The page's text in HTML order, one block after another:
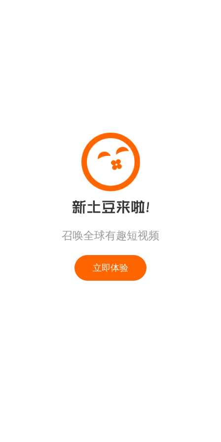
召唤全球有趣短视频
立即体验